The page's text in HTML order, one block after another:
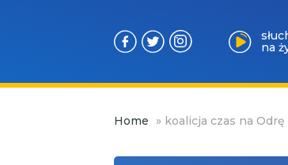
na
Home » koalicja czas na Odrę